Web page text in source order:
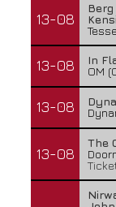
13-08
13-08
In
OM
13-08
13-08
The